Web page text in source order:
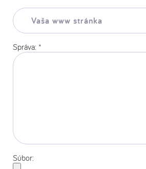
Vaša
www
stránka:
Správa: *
Súbor: